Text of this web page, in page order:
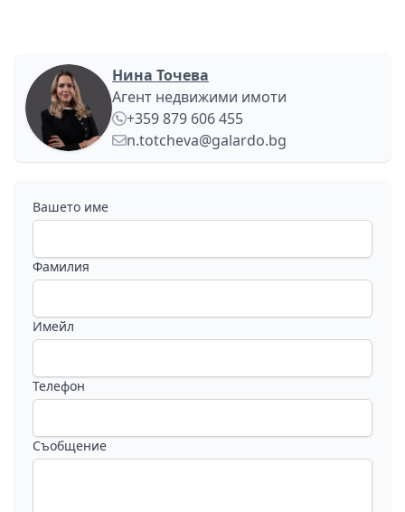
Нина Точева
Агент недвижими имоти
+359 879 606 455
n.totcheva@galardo.bg
Вашето име
Фамилия
Имейл
Телефон
Съобщение